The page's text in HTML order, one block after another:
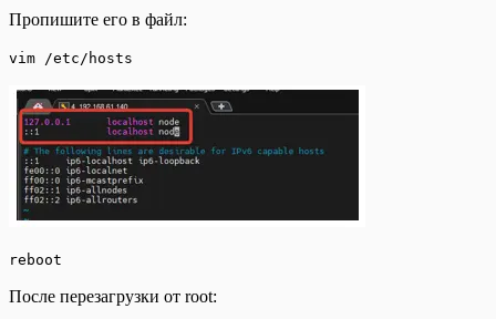
Пропишите его в файл:
vim /etc/hosts
reboot
После перезагрузки от root: